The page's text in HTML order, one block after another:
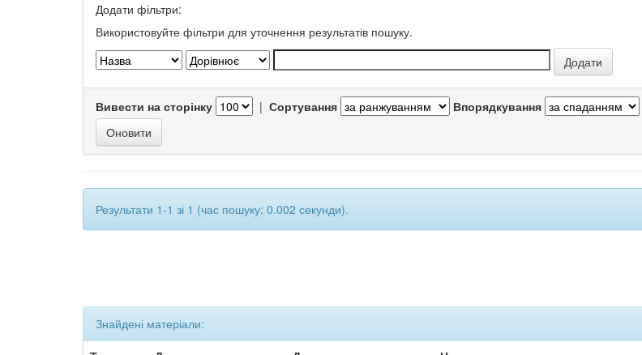
Додати фільтри:
Використовуйте фільтри для уточнення результатів пошуку.
Вивести на сторінку | Сортування Впорядкування
Результати 1-1 зі 1 (час пошуку: 0.002 секунди).
Знайдені матеріали: